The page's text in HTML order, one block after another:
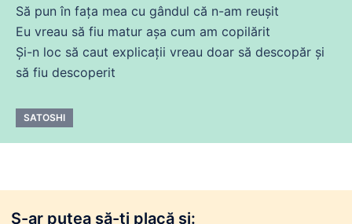
Să pun în fața mea cu gândul că n-am reușit
Eu vreau să fiu matur așa cum am copilărit
Și-n loc să caut explicații vreau doar să descopăr și
să fiu descoperit
SATOSHI
S-ar putea să-ți placă și: